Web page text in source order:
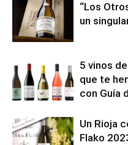
“Los
un
5 vinos
que te
con Guía
Un Rioja
Flako